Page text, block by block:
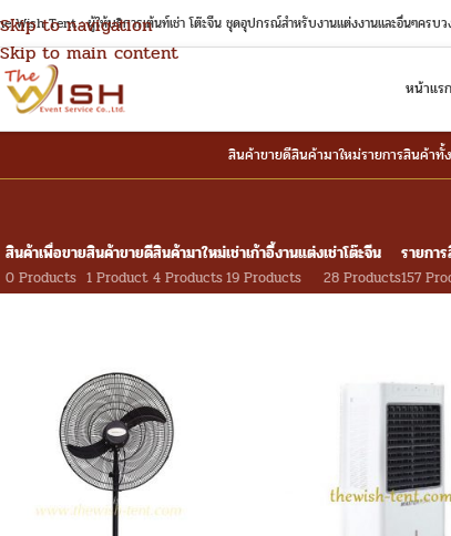
Skip to navigation
Skip to main content
Wish Tent : ผู้ให้บริการเต้นท์เช่า โต๊ะจีน ชุดอุปกรณ์สำหรับงานแต่งงานและอื่นๆครบว
หน้าแรก
สินค้าขายดีสินค้ามาใหม่รายการสินค้าทั้
สินค้าเพื่อขาย
0 Products
สินค้าขายดี
1 Product
สินค้ามาใหม่
4 Products
เช่าเก้าอี้งานแต่ง
19 Products
เช่าโต๊ะจีน
28 Products
รายกา
157